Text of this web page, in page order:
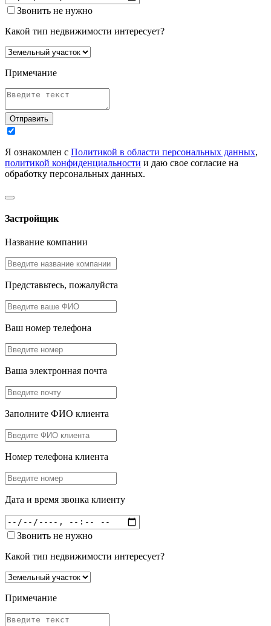
Звонить не нужно
Какой тип недвижимости интересует?
Примечание
Отправить
Я ознакомлен с Политикой в области персональных данных,
политикой конфиденциальности и даю свое согласие на
обработку персональных данных.
Застройщик
Название компании
Представьтесь, пожалуйста
Ваш номер телефона
Ваша электронная почта
Заполните ФИО клиента
Номер телефона клиента
Дата и время звонка клиенту
Звонить не нужно
Какой тип недвижимости интересует?
Примечание